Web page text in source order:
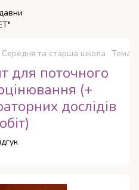
Середня та старша школа
для поточного
(+
дослідів